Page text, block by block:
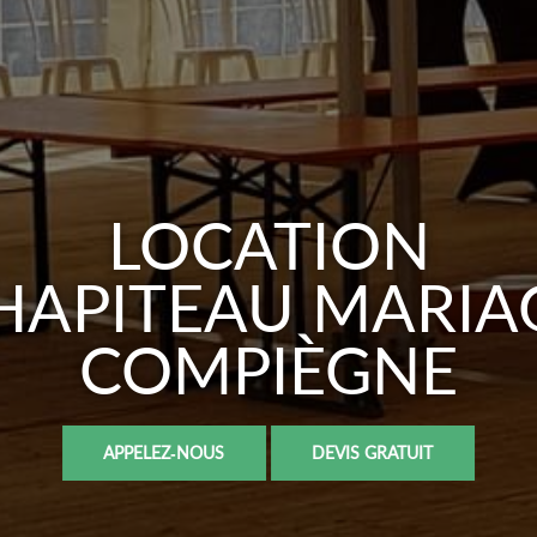
LOCATION
COMPIÈGNE
APPELEZ-NOUS DEVIS GRATUIT